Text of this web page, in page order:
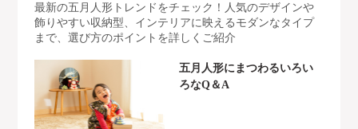
最新の五月人形トレンドをチェック！人気のデザインや
飾りやすい収納型、インテリアに映えるモダンなタイプ
まで、選び方のポイントを詳しくご紹介
五月人形にまつわるいろい
ろなQ＆A